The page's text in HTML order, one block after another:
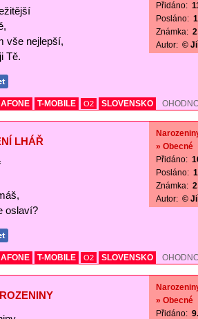
vše nejlepší,
Tě.
Přidáno:
Posláno:
Známka:
Autor: ©
T-MOBILE O2 SLOVENSKO
LHÁŘ
oslaví?
» Obecné
Přidáno:
Posláno:
Známka:
Autor: ©
T-MOBILE O2 SLOVENSKO
» Obecné
Přidáno: